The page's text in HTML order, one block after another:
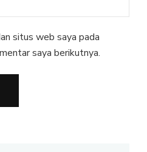
situs web saya pada
saya berikutnya.